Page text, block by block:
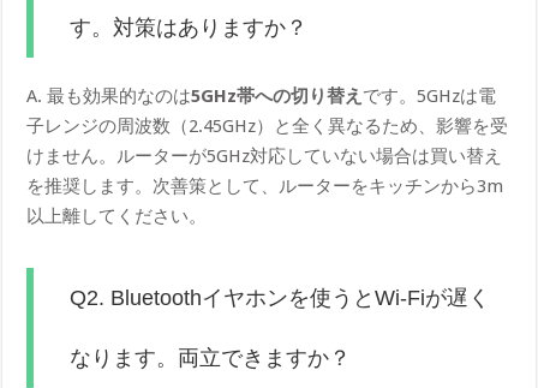
す。対策はありますか？
A. 最も効果的なのは5GHz帯への切り替え です。5GHzは電
子レンジの周波数（2.45GHz）と全く異なるため、影響を受
けません。ルーターが5GHz対応していない場合は買い替え
を推奨します。次善策として、ルーターをキッチンから3m
以上離してください。
Q2. Bluetoothイヤホンを使うとWi-Fiが遅く
なります。両立できますか？